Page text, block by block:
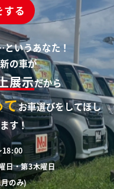
する
いうあなた！
の車が
展示だから
てお車選びをしてほし
す！
18:00
日・第3木曜日
のみ)